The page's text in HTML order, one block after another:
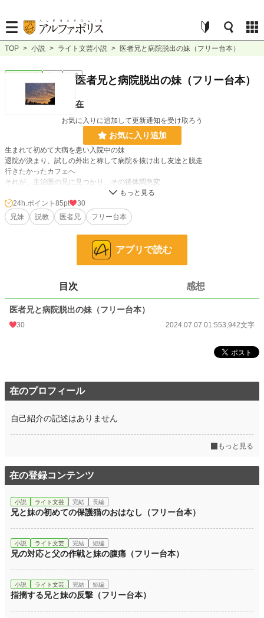
TOP > 小説 > ライト文芸小説 > 医者兄と病院脱出の妹（フリー台本）
短編医者兄と病院脱出の妹（フリー台本）
在
お気に入りに追加して更新通知を受け取ろう
お気に入り追加
生まれて初めて大病を患い入院中の妹
退院が決まり、試しの外出と称して病院を抜け出し友達と脱走
行きたかったカフェへ
それが、主治医の兄に見つかり、その後体調急変
小説 11,563 位 / 228,623 件
3,942
更新日時 2024.07.07 01:55
月間ポイント 5,980 pt (7,238 位)
年間ポイント 75,556 pt (7,561 位)
累計ポイント 106,004 pt (29,404 位)
24h.ポイント 85pt
30
兄妹
説教 医者兄 フリー台本
アプリで読む
目次 感想
医者兄と病院脱出の妹（フリー台本）
30 2024.07.07 01:553,942文字
在のプロフィール
自己紹介の記述はありません
もっと見る
在の登録コンテンツ
小説 ライト文芸 完結 長編
兄と妹の初めての保護猫のおはなし（フリー台本）
小説 ライト文芸 完結 短編
兄の対応と父の作戦と妹の腹痛（フリー台本）
小説 ライト文芸 完結 短編
指摘する兄と妹の反撃（フリー台本）